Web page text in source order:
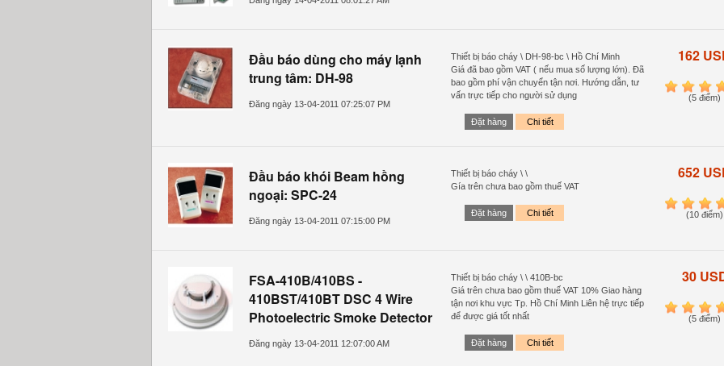
Đầu báo dùng cho máy lạnh
trung tâm: DH-98
Đăng ngày 13-04-2011 07:25:07 PM
Thiết bị báo cháy \ DH-98-bc \ Hồ Chí Minh
Giá đã bao gồm VAT ( nếu mua số lượng lớn). Đã
bao gồm phí vận chuyển tận nơi. Hướng dẫn, tư
vấn trực tiếp cho người sử dụng
Đặt hàng Chi tiết
162
1 2 3 4
(5 điểm)
Đầu báo khói Beam hồng
ngoại: SPC-24
Đăng ngày 13-04-2011 07:15:00 PM
Thiết bị báo cháy \ \
Gía trên chưa bao gồm thuế VAT
Đặt hàng Chi tiết
652
1 2 3 4
(10 điểm)
FSA-410B/410BS -
410BST/410BT DSC 4 Wire
Photoelectric Smoke Detector
Đăng ngày 13-04-2011 12:07:00 AM
Thiết bị báo cháy \ \ 410B-bc
Giá trên chưa bao gồm thuế VAT 10% Giao hàng
tận nơi khu vực Tp. Hồ Chí Minh Liên hệ trực tiếp
để được giá tốt nhất
Đặt hàng Chi tiết
30
1 2 3 4
(5 điểm)